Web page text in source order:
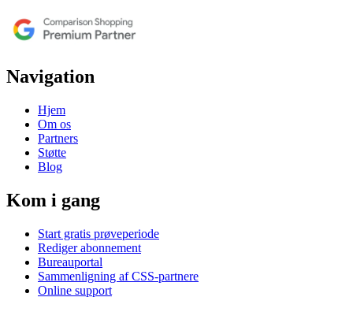
Navigation
Hjem
Om os
Partners
Støtte
Blog
Kom i gang
Start gratis prøveperiode
Rediger abonnement
Bureauportal
Sammenligning af CSS-partnere
Online support